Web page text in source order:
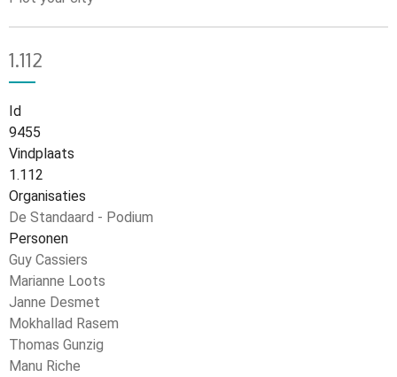
1.112
Id
9455
Vindplaats
1.112
Organisaties
De Standaard - Podium
Personen
Guy Cassiers
Marianne Loots
Janne Desmet
Mokhallad Rasem
Thomas Gunzig
Manu Riche